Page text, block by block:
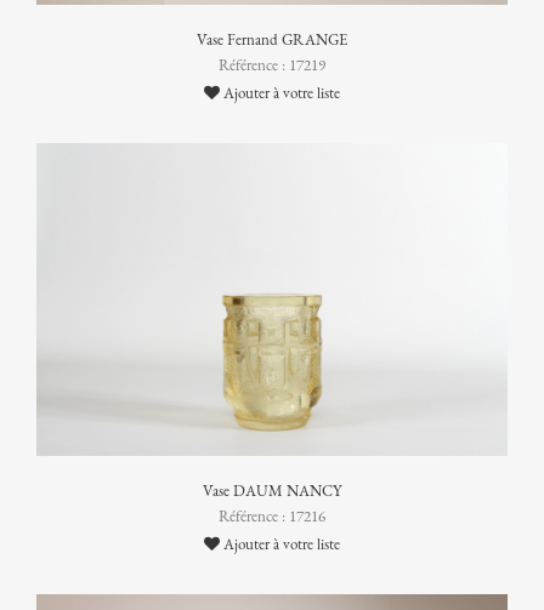
Vase Fernand GRANGE
Référence : 17219
Ajouter à votre liste
Vase DAUM NANCY
Référence : 17216
Ajouter à votre liste